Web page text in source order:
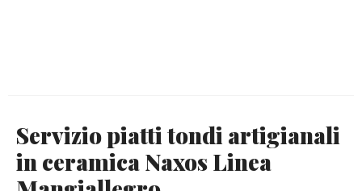
Servizio piatti tondi artigianali
in ceramica Naxos Linea